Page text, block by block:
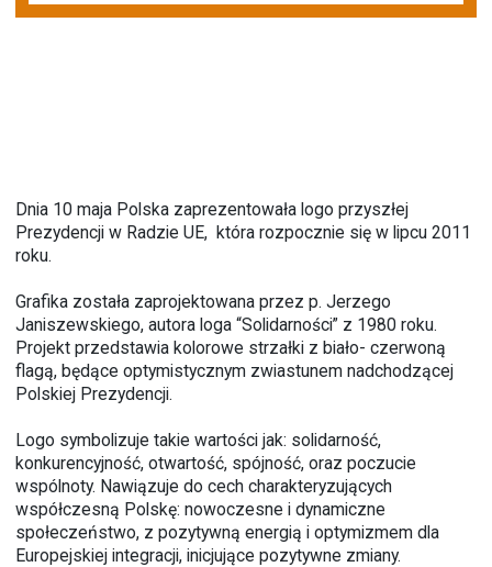
Dnia 10 maja Polska zaprezentowała logo przyszłej
Prezydencji w Radzie UE, która rozpocznie się w lipcu 2011
roku.
Grafika została zaprojektowana przez p. Jerzego
Janiszewskiego, autora loga “Solidarności” z 1980 roku.
Projekt przedstawia kolorowe strzałki z biało- czerwoną
flagą, będące optymistycznym zwiastunem nadchodzącej
Polskiej Prezydencji.
Logo symbolizuje takie wartości jak: solidarność,
konkurencyjność, otwartość, spójność, oraz poczucie
wspólnoty. Nawiązuje do cech charakteryzujących
współczesną Polskę: nowoczesne i dynamiczne
społeczeństwo, z pozytywną energią i optymizmem dla
Europejskiej integracji, inicjujące pozytywne zmiany.